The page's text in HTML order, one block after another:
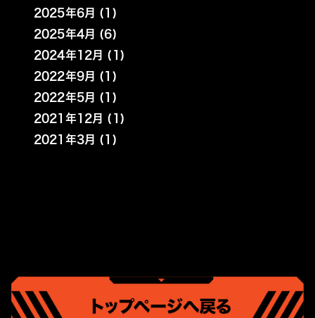
2025年6月 (1)
2025年4月 (6)
2024年12月 (1)
2022年9月 (1)
2022年5月 (1)
2021年12月 (1)
2021年3月 (1)